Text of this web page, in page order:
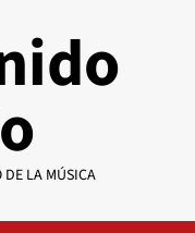
DE LA MÚSICA